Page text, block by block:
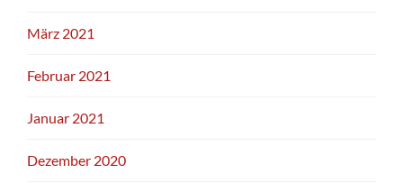
März 2021
Februar 2021
Januar 2021
Dezember 2020